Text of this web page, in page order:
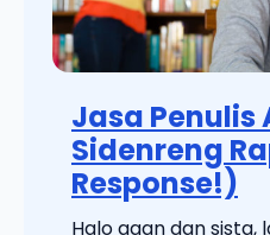
Jasa Penulis
Sidenreng
Response!)
Halo agan dan sista,